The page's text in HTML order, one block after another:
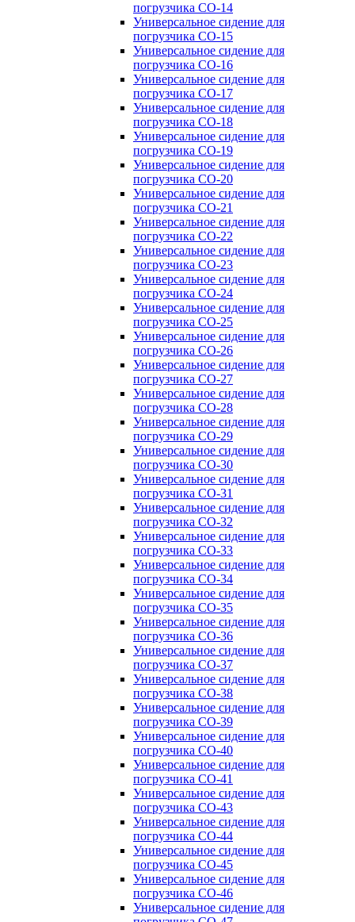
погрузчика CO-14
Универсальное сидение для
погрузчика CO-15
Универсальное сидение для
погрузчика CO-16
Универсальное сидение для
погрузчика CO-17
Универсальное сидение для
погрузчика CO-18
Универсальное сидение для
погрузчика CO-19
Универсальное сидение для
погрузчика CO-20
Универсальное сидение для
погрузчика CO-21
Универсальное сидение для
погрузчика CO-22
Универсальное сидение для
погрузчика CO-23
Универсальное сидение для
погрузчика CO-24
Универсальное сидение для
погрузчика CO-25
Универсальное сидение для
погрузчика CO-26
Универсальное сидение для
погрузчика CO-27
Универсальное сидение для
погрузчика CO-28
Универсальное сидение для
погрузчика CO-29
Универсальное сидение для
погрузчика CO-30
Универсальное сидение для
погрузчика CO-31
Универсальное сидение для
погрузчика CO-32
Универсальное сидение для
погрузчика CO-33
Универсальное сидение для
погрузчика CO-34
Универсальное сидение для
погрузчика CO-35
Универсальное сидение для
погрузчика CO-36
Универсальное сидение для
погрузчика CO-37
Универсальное сидение для
погрузчика CO-38
Универсальное сидение для
погрузчика CO-39
Универсальное сидение для
погрузчика CO-40
Универсальное сидение для
погрузчика CO-41
Универсальное сидение для
погрузчика CO-43
Универсальное сидение для
погрузчика CO-44
Универсальное сидение для
погрузчика CO-45
Универсальное сидение для
погрузчика CO-46
Универсальное сидение для